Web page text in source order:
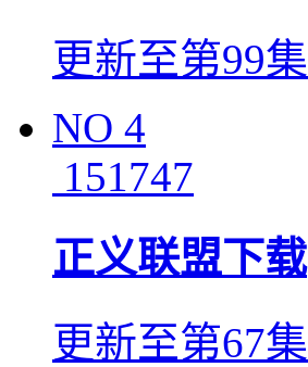
更新至第99集
NO 4
151747
正义联盟下载
更新至第67集